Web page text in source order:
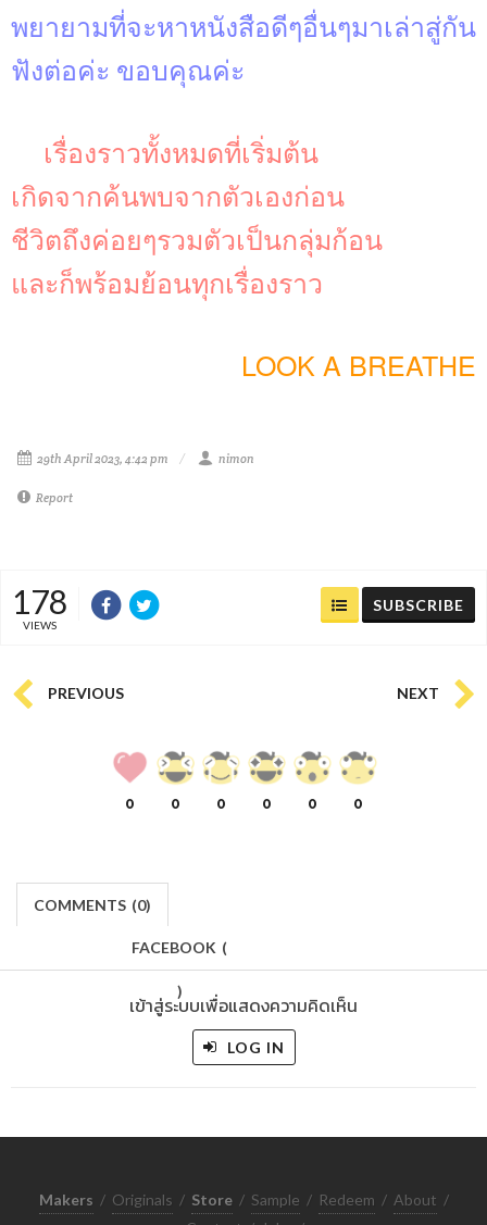
พยายามที่จะหาหนังสือดีๆอื่นๆมาเล่าสู่กัน
ฟังต่อค่ะ ขอบคุณค่ะ
เรื่องราวทั้งหมดที่เริ่มต้น
เกิดจากค้นพบจากตัวเองก่อน
ชีวิตถึงค่อยๆรวมตัวเป็นกลุ่มก้อน
และก็พร้อมย้อนทุกเรื่องราว
LOOK A BREATHE
29th April 2023, 4:42 pm nimon
Report
178
VIEWS
SUBSCRIBE
PREVIOUS NEXT
0 0 0 0 0 0
COMMENTS (0)
FACEBOOK (
)
เข้าสู่ระบบเพื่อแสดงความคิดเห็น
LOG IN
Makers / Originals / Store / Sample / Redeem / About /